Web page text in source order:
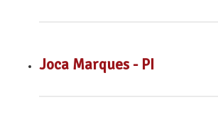
Joca Marques - PI